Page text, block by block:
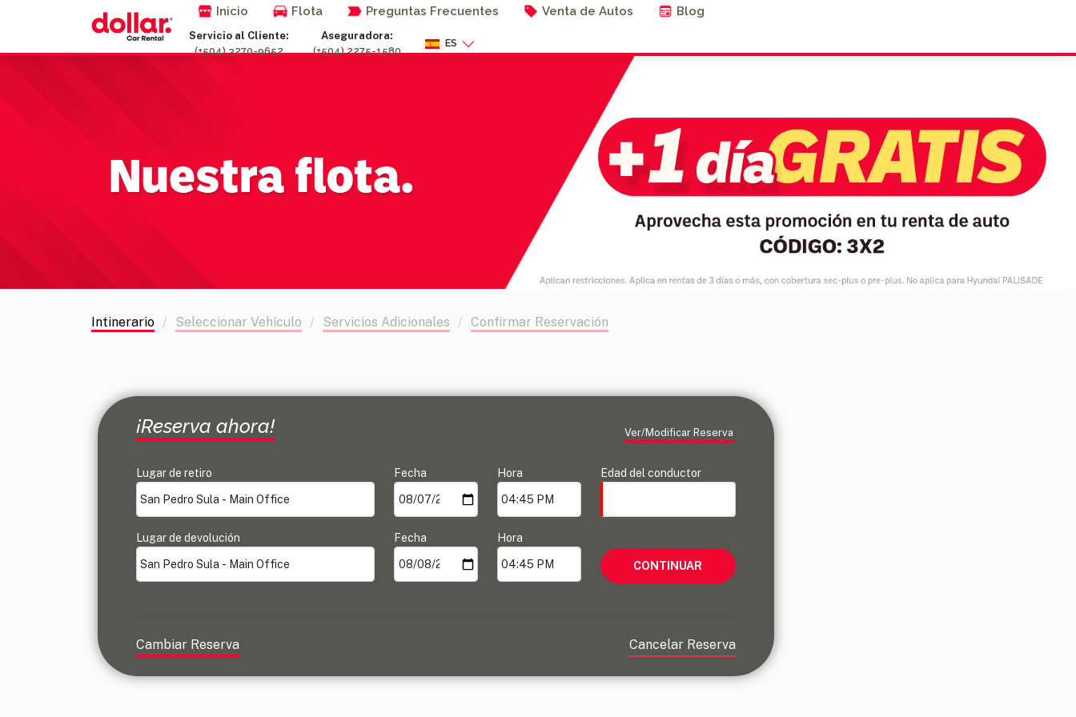
Servicio al Cliente:
(+504) 3270-9652
Aseguradora:
(+504) 2275-1580
ES
Inicio Flota Preguntas Frecuentes Venta de Autos Blog
Intinerario Seleccionar Vehículo Servicios Adicionales Confirmar Reservación
¡Reserva ahora! Ver/Modificar Reserva
Lugar de retiro
Lugar de devolución
Fecha
Fecha
Hora
Hora
Edad del conductor
Cambiar Reserva Cancelar Reserva